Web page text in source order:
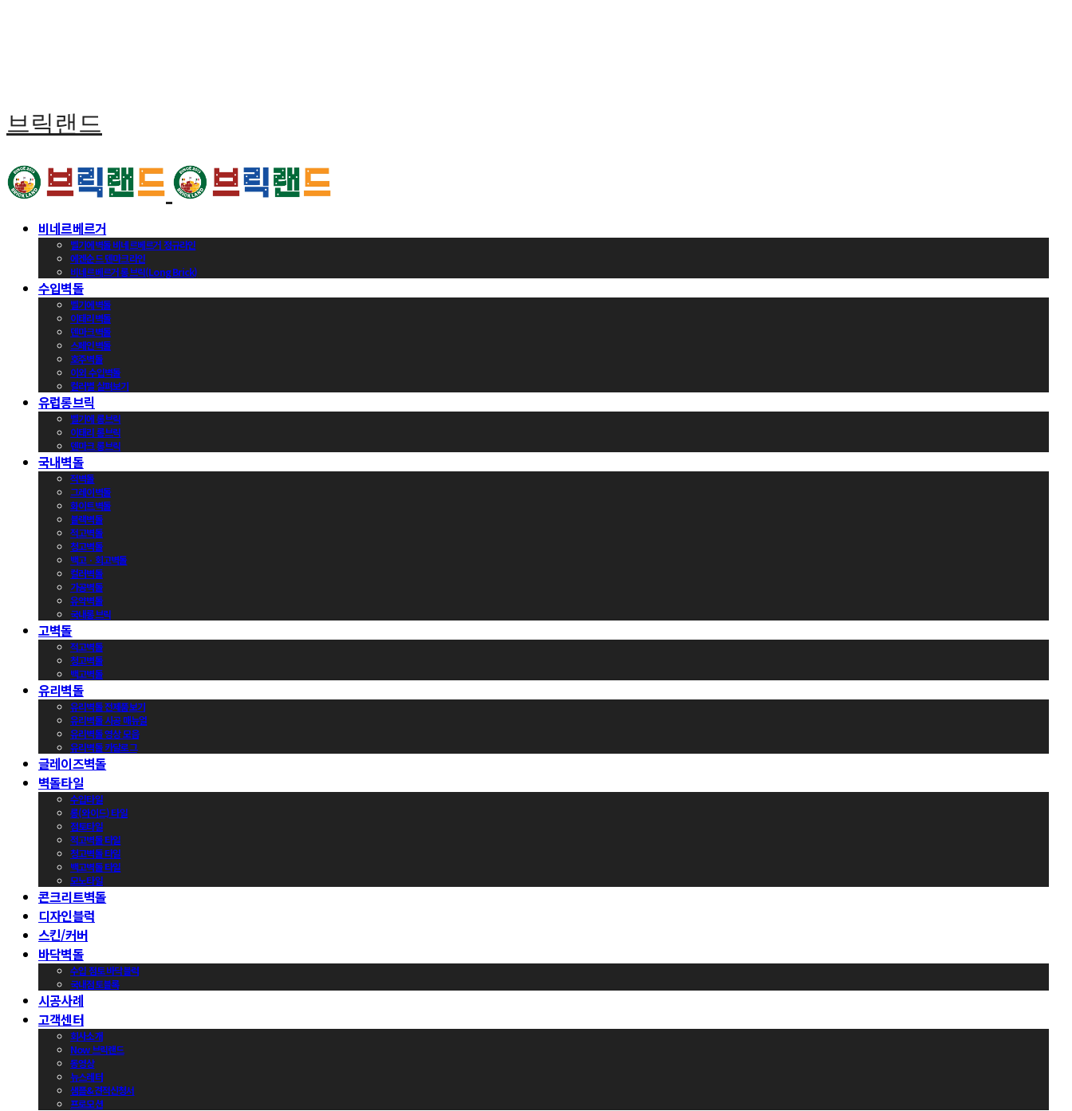
브릭랜드
비네르베르거
벨기에벽돌 비네르베르거 정규라인
에겐순드 덴마크라인
비네르베르거 롱브릭(Long Brick)
수입벽돌
벨기에벽돌
이태리벽돌
덴마크벽돌
스페인벽돌
호주벽돌
이외 수입벽돌
컬러별 살펴보기
유럽롱브릭
벨기에 롱브릭
이태리 롱브릭
덴마크 롱브릭
국내벽돌
적벽돌
그레이벽돌
화이트벽돌
블랙벽돌
적고벽돌
청고벽돌
백고ㆍ회고벽돌
컬러벽돌
가공벽돌
유약벽돌
국내롱브릭
고벽돌
적고벽돌
청고벽돌
백고벽돌
유리벽돌
유리벽돌 전제품보기
유리벽돌 시공 매뉴얼
유리벽돌 영상 모음
유리벽돌 카달로그
글레이즈벽돌
벽돌타일
수입타일
롱(와이드) 타일
점토타일
적고벽돌 타일
청고벽돌 타일
백고벽돌 타일
모노타일
콘크리트벽돌
디자인블럭
스킨/커버
바닥벽돌
수입 점토 바닥블럭
국내점토블록
시공사례
고객센터
회사소개
Now 브릭랜드
동영상
뉴스레터
샘플&견적신청서
프로모션